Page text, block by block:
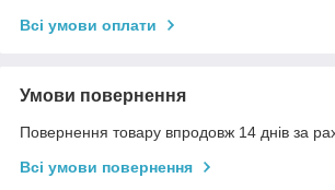
Всі умови оплати
Умови повернення
Повернення товару впродовж 14 днів за
Всі умови повернення